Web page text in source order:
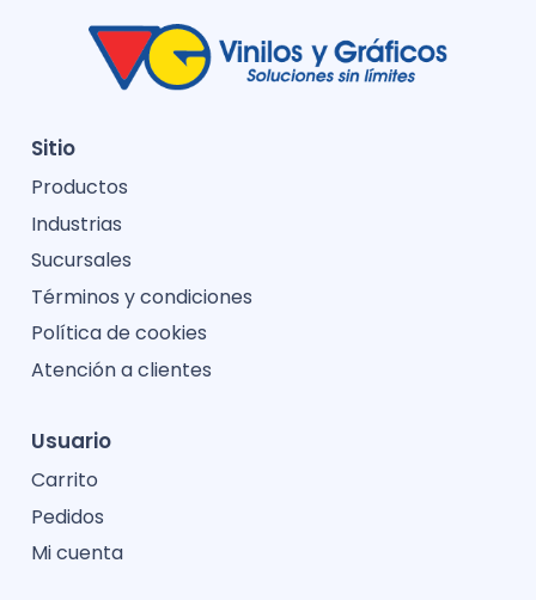
Sitio
Productos
Industrias
Sucursales
Términos y condiciones
Política de cookies
Atención a clientes
Usuario
Carrito
Pedidos
Mi cuenta